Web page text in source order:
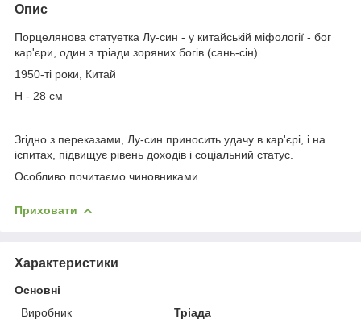
Опис
Порцелянова статуетка Лу-син - у китайській міфології - бог
кар'єри, один з тріади зоряних богів (сань-сін)
1950-ті роки, Китай
Н - 28 см
Згідно з переказами, Лу-син приносить удачу в кар'єрі, і на
іспитах, підвищує рівень доходів і соціальний статус.
Особливо почитаємо чиновниками.
Приховати
Характеристики
Основні
Виробник
Тріада